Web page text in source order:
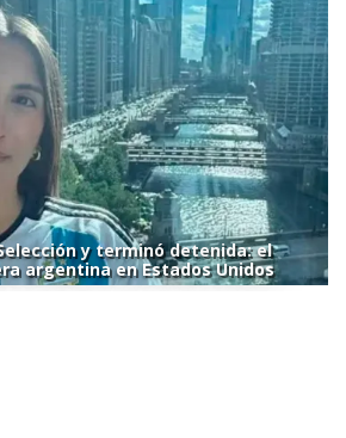
y terminó detenida: el
argentina en Estados Unidos